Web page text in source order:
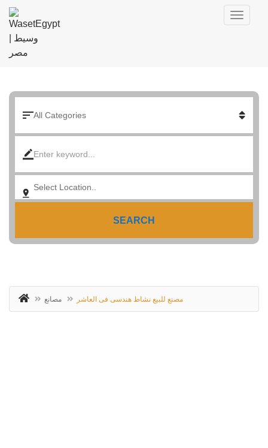
SEARCH
مصانع مصنع للبيع نشاط هندسى فى العاشر